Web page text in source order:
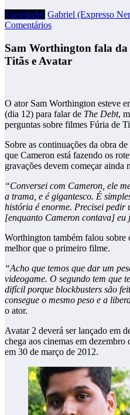
Variedades Gabriel (Expresso
Comentários
Sam Worthington fala
Titãs e Avatar
O ator Sam Worthington esteve
(dia 12) para falar de The Debt,
perguntas sobre filmes Fúria de
Sobre as continuações da obra
que Cameron está fazendo os
gravações devem começar ainda
“Conversei com Cameron, ele
a trama, e é gigantesco. É
história é enorme. Precisei pedir
[enquanto Cameron contava] eu
Worthington também falou sobre
melhor que o primeiro filme.
“Acho que temos que dar um
videogame. O segundo tem que
difícil porque blockbusters são
consegue o mesmo peso e a
o ator.
Avatar 2 deverá ser lançado em
chega aos cinemas em dezembro
em 30 de março de 2012.